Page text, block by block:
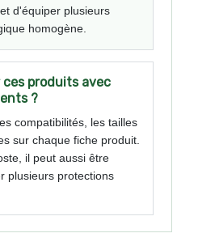
d'équiper plusieurs
homogène.
produits avec
?
compatibilités, les tailles
sur chaque fiche produit.
il peut aussi être
plusieurs protections